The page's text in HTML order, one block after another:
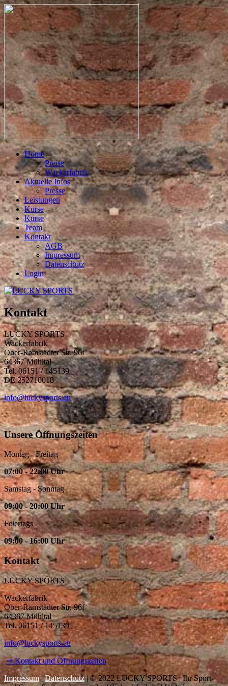
Home
Preise
Wackerfabrik
Aktuelle Infos
Presse
Leistungen
Kurse
Kurse
Team
Kontakt
AGB
Impressum
Datenschutz
Login
Kontakt
LUCKY SPORTS
Wackerfabrik
Ober-Ramstädter Str. 96f
64367 Mühltal
Tel. 06151 / 145139
DE 252710018
info@luckysports.eu
Unsere Öffnungszeiten
Montag - Freitag
07:00 - 22:00 Uhr
Samstag - Sonntag
09:00 - 20:00 Uhr
Feiertags
09:00 - 16:00 Uhr
Kontakt
LUCKY SPORTS
Wackerfabrik
Ober-Ramstädter Str. 96f
64367 Mühltal
Tel. 06151 / 145139
info@luckysports.eu
⇒ Kontakt und Öffnungszeiten
Impressum|Datenschutz| © 2022 LUCKY SPORTS | Ihr Sport-